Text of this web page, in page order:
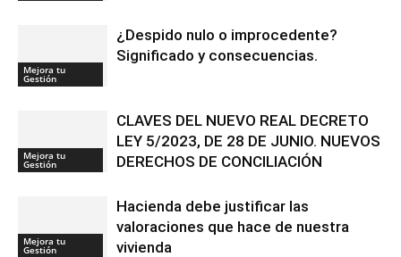
Mejora tu
Gestión
¿Despido nulo o improcedente?
Significado y consecuencias.
Mejora tu
Gestión
CLAVES DEL NUEVO REAL DECRETO
LEY 5/2023, DE 28 DE JUNIO. NUEVOS
DERECHOS DE CONCILIACIÓN
Mejora tu
Gestión
Hacienda debe justificar las
valoraciones que hace de nuestra
vivienda